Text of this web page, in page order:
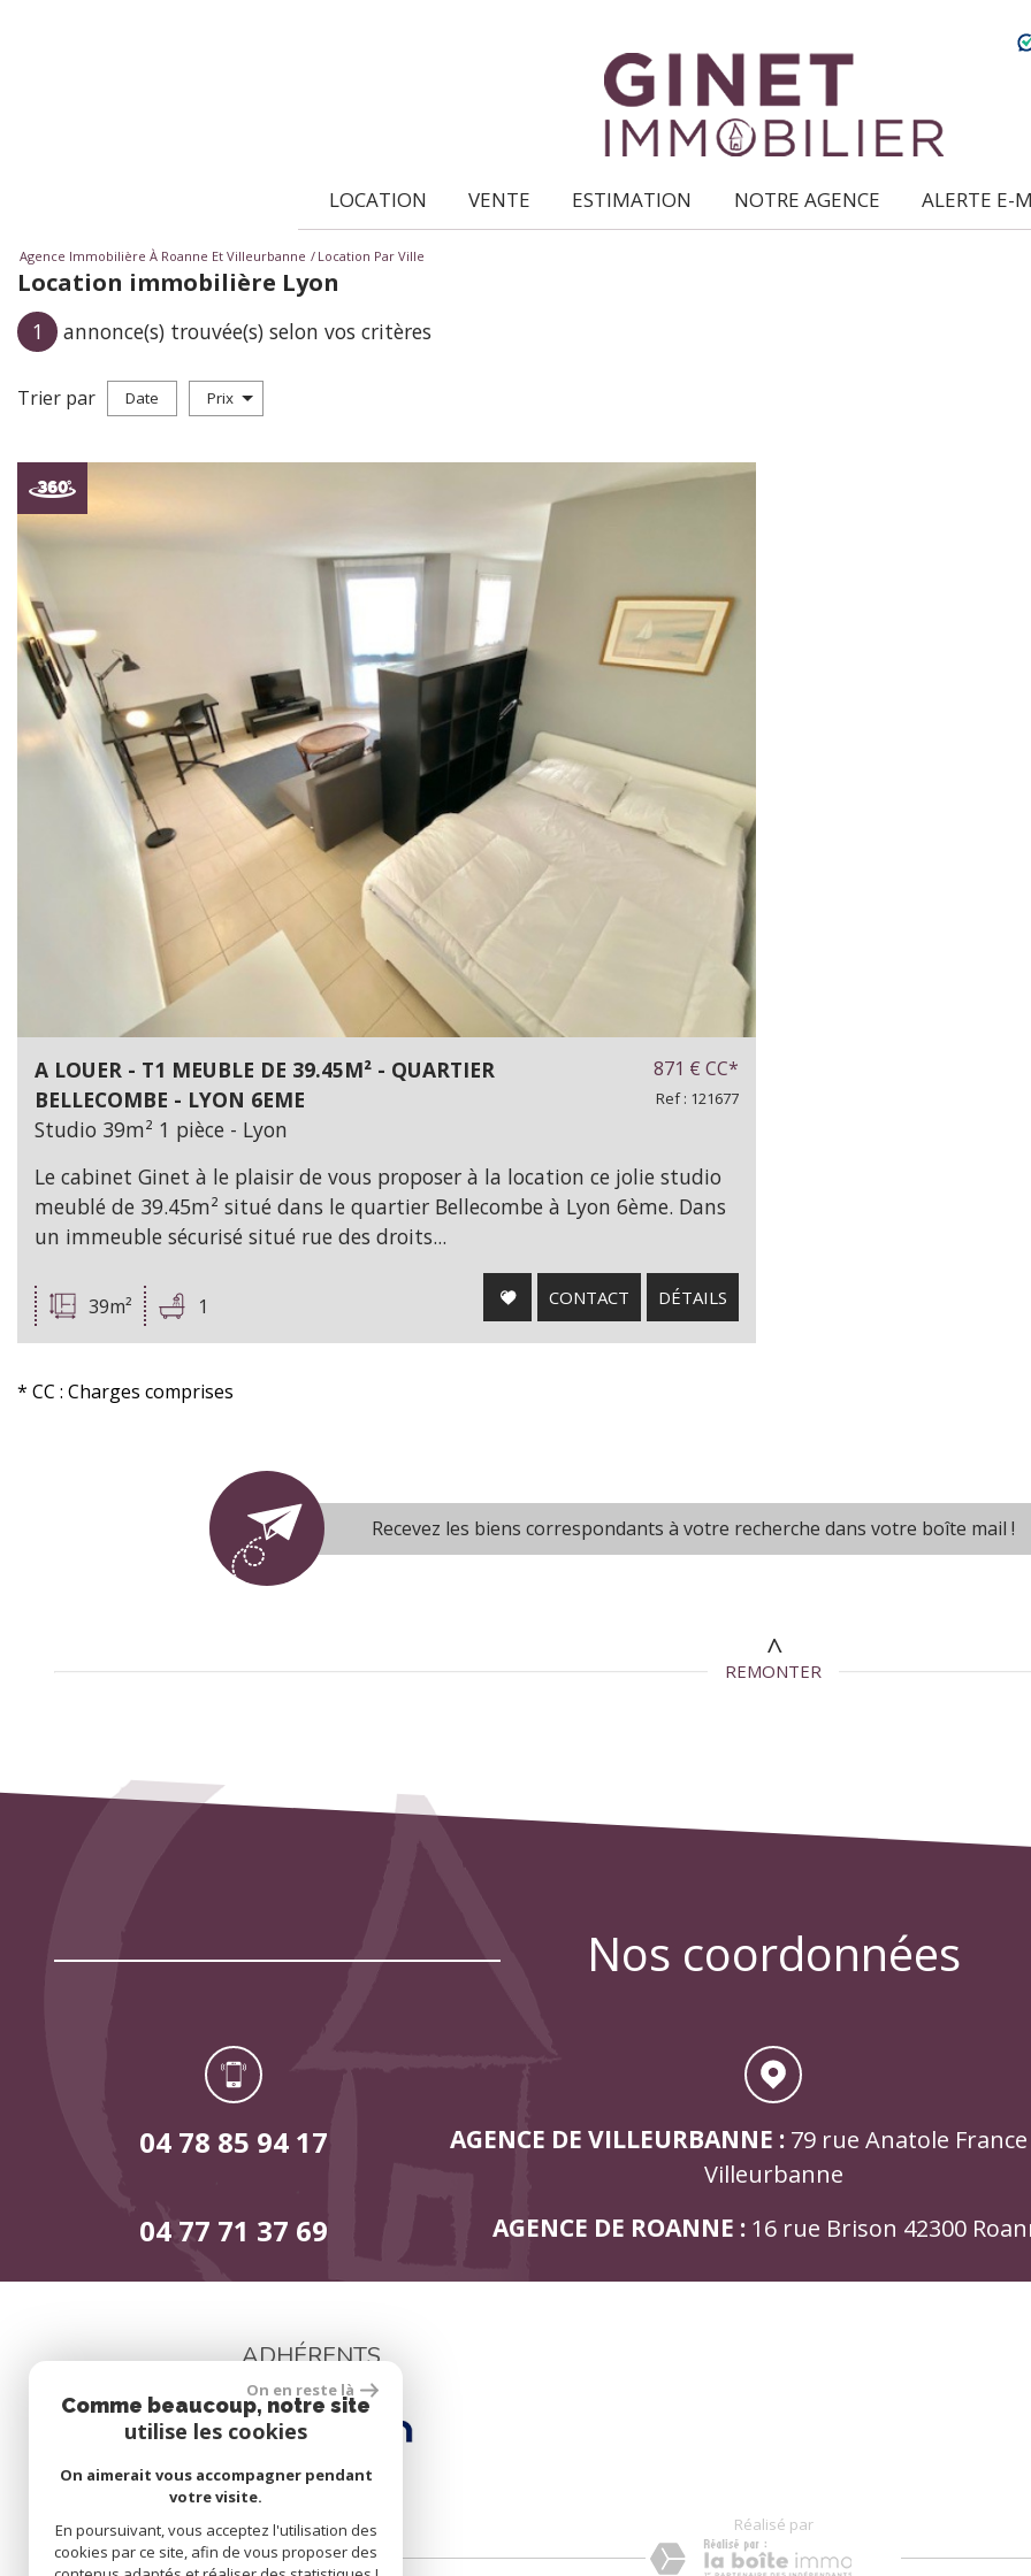
LOCATION VENTE ESTIMATION NOTRE AGENCE ALERTE E-
Agence Immobilière À Roanne Et Villeurbanne Location Par Ville
Location immobilière Lyon
1 annonce(s) trouvée(s) selon vos critères
Location
5KM
Trier par Date Prix
A LOUER - T1 MEUBLE DE 39.45M² - QUARTIER
BELLECOMBE - LYON 6EME
Studio 39m² 1 pièce - Lyon
871 € CC*
Ref : 121677
Le cabinet Ginet à le plaisir de vous proposer à la location ce jolie studio
meublé de 39.45m² situé dans le quartier Bellecombe à Lyon 6ème. Dans
un immeuble sécurisé situé rue des droits...
39m² 1 CONTACT DÉTAILS
* CC : Charges comprises
Recevez les biens correspondants à votre recherche dans votre boîte mail !
REMONTER
nos coordonnées
04 78 85 94 17 AGENCE DE VILLEURBANNE : 79 rue Anatole
Villeurbanne
04 77 71 37 69 AGENCE DE ROANNE : 16 rue Brison 42300
ADHÉRENTS
réalisé par
On en reste là
Comme beaucoup, notre site
utilise les cookies
On aimerait vous accompagner pendant
votre visite.
En poursuivant, vous acceptez l'utilisation des
cookies par ce site, afin de vous proposer des